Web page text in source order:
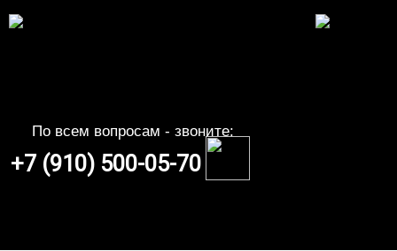
По всем вопросам - звоните:
+7 (910) 500-05-70